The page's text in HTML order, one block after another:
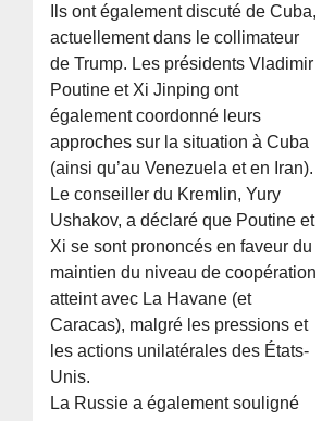
Ils ont également discuté de Cuba,
actuellement dans le collimateur
de Trump. Les présidents Vladimir
Poutine et Xi Jinping ont
également coordonné leurs
approches sur la situation à Cuba
(ainsi qu’au Venezuela et en Iran).
Le conseiller du Kremlin, Yury
Ushakov, a déclaré que Poutine et
Xi se sont prononcés en faveur du
maintien du niveau de coopération
atteint avec La Havane (et
Caracas), malgré les pressions et
les actions unilatérales des États-
Unis.
La Russie a également souligné